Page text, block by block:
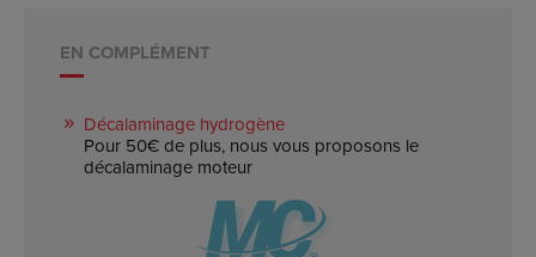
EN COMPLÉMENT
Décalaminage hydrogène
Pour 50€ de plus, nous vous proposons le
décalaminage moteur